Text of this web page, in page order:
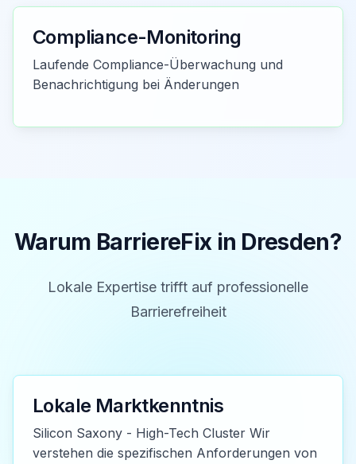
Compliance-Monitoring
Laufende Compliance-Überwachung und
Benachrichtigung bei Änderungen
Warum BarriereFix in Dresden?
Lokale Expertise trifft auf professionelle
Barrierefreiheit
Lokale Marktkenntnis
Silicon Saxony - High-Tech Cluster Wir
verstehen die spezifischen Anforderungen von